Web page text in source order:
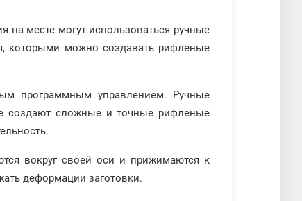
месте могут использоваться ручные
которыми можно создавать рифленые
программным управлением. Ручные
создают сложные и точные рифленые
вокруг своей оси и прижимаются к
деформации заготовки.